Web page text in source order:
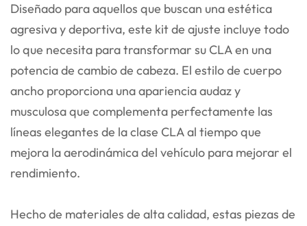
Diseñado para aquellos que buscan una estética
agresiva y deportiva, este kit de ajuste incluye todo
lo que necesita para transformar su CLA en una
potencia de cambio de cabeza. El estilo de cuerpo
ancho proporciona una apariencia audaz y
musculosa que complementa perfectamente las
líneas elegantes de la clase CLA al tiempo que
mejora la aerodinámica del vehículo para mejorar el
rendimiento.
Hecho de materiales de alta calidad, estas piezas de